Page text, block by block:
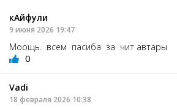
кАйфули
9 июня 2026 19:47
Моощь. всем пасиба за чит автары
0
Vadi
18 февраля 2026 10:38